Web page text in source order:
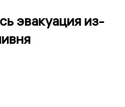
эвакуация из-